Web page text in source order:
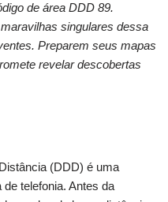
de área DDD 89.
singulares dessa
Preparem seus mapas
revelar descobertas
(DDD) é uma
telefonia. Antes da